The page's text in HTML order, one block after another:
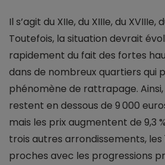
Il s’agit du XIIe, du XIIIe, du XVIIIe,
Toutefois, la situation devrait
rapidement du fait des fortes
dans de nombreux quartiers qui
phénomène de rattrapage. Ainsi,
restent en dessous de 9 000
mais les prix augmentent de 9,3 %
trois autres arrondissements, les
proches avec les progressions